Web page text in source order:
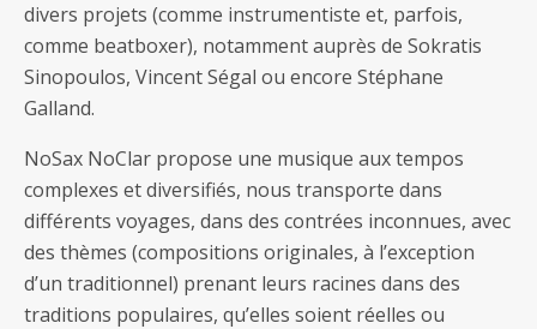
divers projets (comme instrumentiste et, parfois,
comme beatboxer), notamment auprès de Sokratis
Sinopoulos, Vincent Ségal ou encore Stéphane
Galland.
NoSax NoClar propose une musique aux tempos
complexes et diversifiés, nous transporte dans
différents voyages, dans des contrées inconnues, avec
des thèmes (compositions originales, à l’exception
d’un traditionnel) prenant leurs racines dans des
traditions populaires, qu’elles soient réelles ou